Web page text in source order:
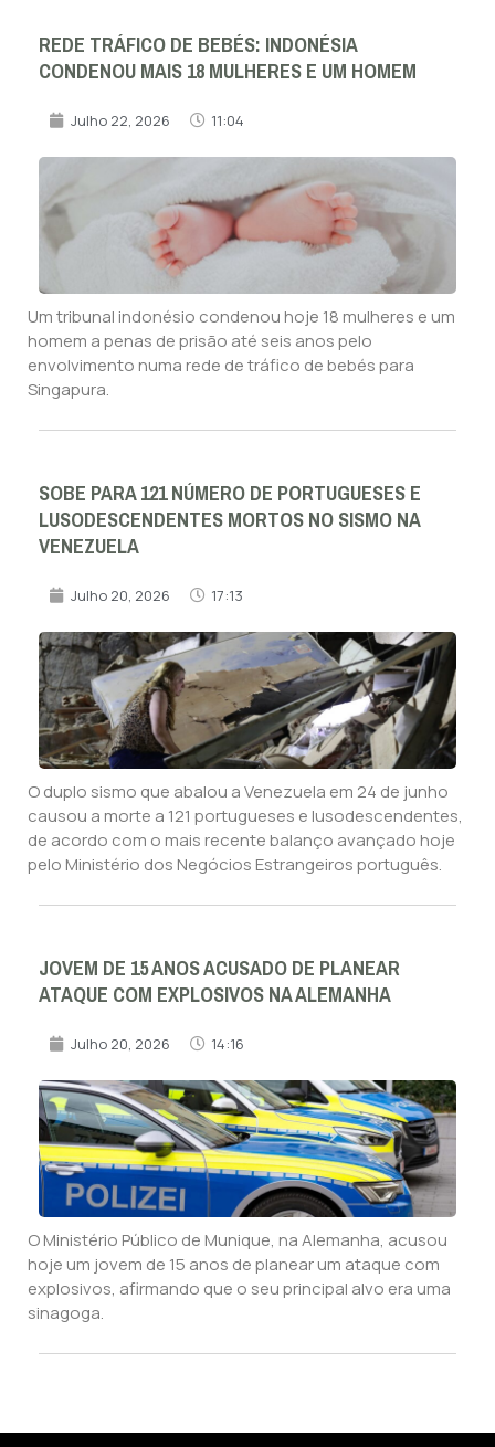
REDE TRÁFICO DE BEBÉS: INDONÉSIA
CONDENOU MAIS 18 MULHERES E UM HOMEM
Julho 22, 2026 11:04
Um tribunal indonésio condenou hoje 18 mulheres e um
homem a penas de prisão até seis anos pelo
envolvimento numa rede de tráfico de bebés para
Singapura.
SOBE PARA 121 NÚMERO DE PORTUGUESES E
LUSODESCENDENTES MORTOS NO SISMO NA
VENEZUELA
Julho 20, 2026 17:13
O duplo sismo que abalou a Venezuela em 24 de junho
causou a morte a 121 portugueses e lusodescendentes,
de acordo com o mais recente balanço avançado hoje
pelo Ministério dos Negócios Estrangeiros português.
JOVEM DE 15 ANOS ACUSADO DE PLANEAR
ATAQUE COM EXPLOSIVOS NA ALEMANHA
Julho 20, 2026 14:16
O Ministério Público de Munique, na Alemanha, acusou
hoje um jovem de 15 anos de planear um ataque com
explosivos, afirmando que o seu principal alvo era uma
sinagoga.